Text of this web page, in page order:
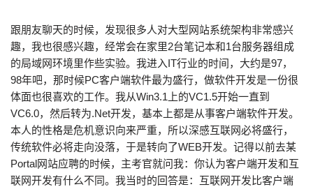
跟朋友聊天的时候，发现很多人对大型网站系统架构非常感兴
趣，我也很感兴趣，经常会在家里2台笔记本和1台服务器组成
的局域网环境里作些实验。我进入IT行业的时间，大约是97，
98年吧，那时候PC客户端软件最为盛行，做软件开发是一份很
体面也很喜欢的工作。我从Win3.1上的VC1.5开始一直到
VC6.0，然后转为.Net开发，基本上都是从事客户端软件开发。
本人的性格是危机意识向来严重，所以深感互联网必将盛行，
传统软件必将走向没落，于是转向了WEB开发。记得以前去某
Portal网站应聘的时候，主考官就问我：你认为客户端开发和互
联网开发有什么不同。我当时的回答是：互联网开发比客户端